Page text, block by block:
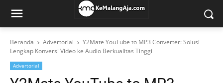
Beranda Advertorial
Y2Mate YouTube to MP3 Converter: Solusi
Lengkap Konversi Video ke Audio Berkualitas Tinggi
Advertorial